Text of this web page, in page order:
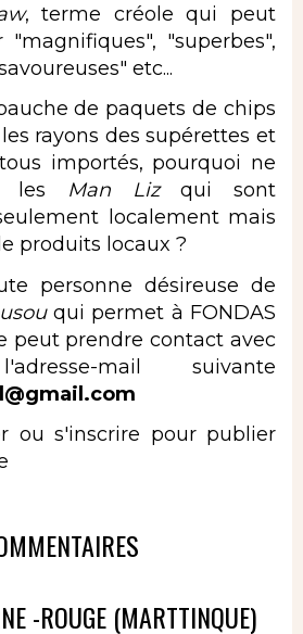
, terme créole qui peut
"superbes",
etc...
de paquets de chips
rayons des supérettes et
importés, pourquoi ne
les Man Lizqui sont
localement mais
produits locaux ?
désireuse de
qui permet à FONDAS
peut prendre contact avec
mail suivante
ou s'inscrire pour publier
-ROUGE (MARTTINQUE)